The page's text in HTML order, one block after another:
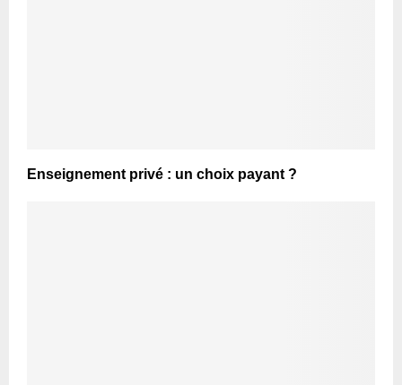
Enseignement privé : un choix payant ?